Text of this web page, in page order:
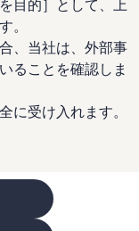
目的］として、上
。
、当社は、外部事
ることを確認しま
に受け入れます。
助
心サポートが無償